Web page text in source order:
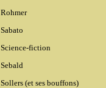
Rohmer
Sabato
Science-fiction
Sebald
Sollers (et ses bouffons)